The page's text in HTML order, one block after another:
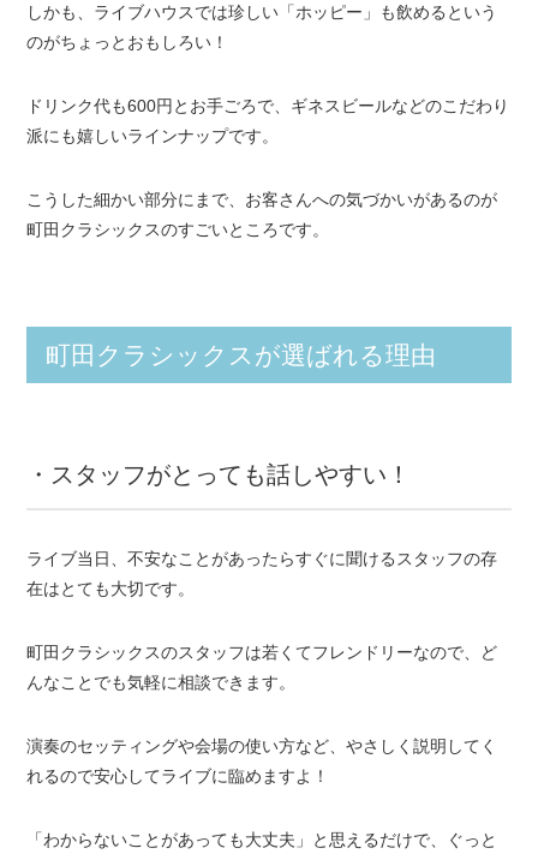
しかも、ライブハウスでは珍しい「ホッピー」も飲めるという
のがちょっとおもしろい！
ドリンク代も600円とお手ごろで、ギネスビールなどのこだわり
派にも嬉しいラインナップです。
こうした細かい部分にまで、お客さんへの気づかいがあるのが
町田クラシックスのすごいところです。
町田クラシックスが選ばれる理由
・スタッフがとっても話しやすい！
ライブ当日、不安なことがあったらすぐに聞けるスタッフの存
在はとても大切です。
町田クラシックスのスタッフは若くてフレンドリーなので、ど
んなことでも気軽に相談できます。
演奏のセッティングや会場の使い方など、やさしく説明してく
れるので安心してライブに臨めますよ！
「わからないことがあっても大丈夫」と思えるだけで、ぐっと